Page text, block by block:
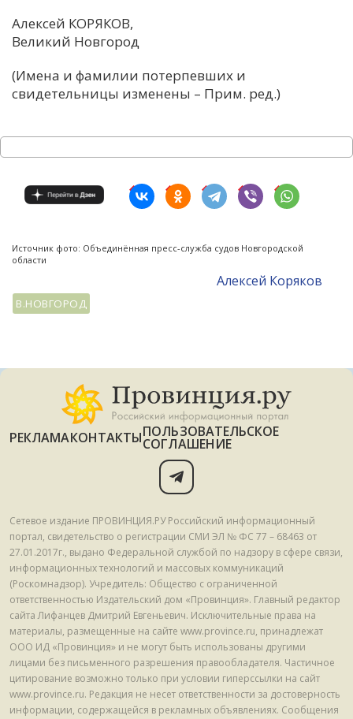
Алексей КОРЯКОВ,
Великий Новгород
(Имена и фамилии потерпевших и
свидетельницы изменены – Прим. ред.)
Источник фото: Объединённая пресс-служба судов Новгородской
области
Алексей Коряков
В.НОВГОРОД
РЕКЛАМАКОНТАКТЫПОЛЬЗОВАТЕЛЬСКОЕ
СОГЛАШЕНИЕ
Сетевое издание ПРОВИНЦИЯ.РУ Российский информационный
портал, свидетельство о регистрации СМИ ЭЛ № ФС 77 – 68463 от
27.01.2017г., выдано Федеральной службой по надзору в сфере связи,
информационных технологий и массовых коммуникаций
(Роскомнадзор). Учредитель: Общество с ограниченной
ответственностью Издательский дом «Провинция». Главный редактор
сайта Лифанцев Дмитрий Евгеньевич. Исключительные права на
материалы, размещенные на сайте www.province.ru, принадлежат
ООО ИД «Провинция» и не могут быть использованы другими
лицами без письменного разрешения правообладателя. Частичное
цитирование возможно только при условии гиперссылки на сайт
www.province.ru. Редакция не несет ответственности за достоверность
информации, содержащейся в рекламных объявлениях. Сообщения